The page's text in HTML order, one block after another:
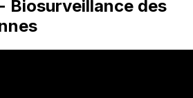
Biosurveillance des